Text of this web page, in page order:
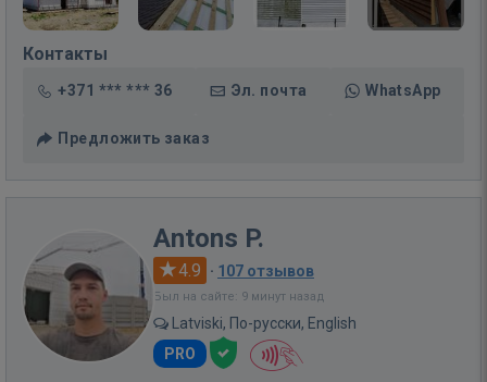
Контакты
+371 *** *** 36 Эл. почта WhatsApp
Предложить заказ
Antons P.
4.9 · 107 отзывов
Был на сайте: 9 минут назад
Latviski, По-русски, English
PRO